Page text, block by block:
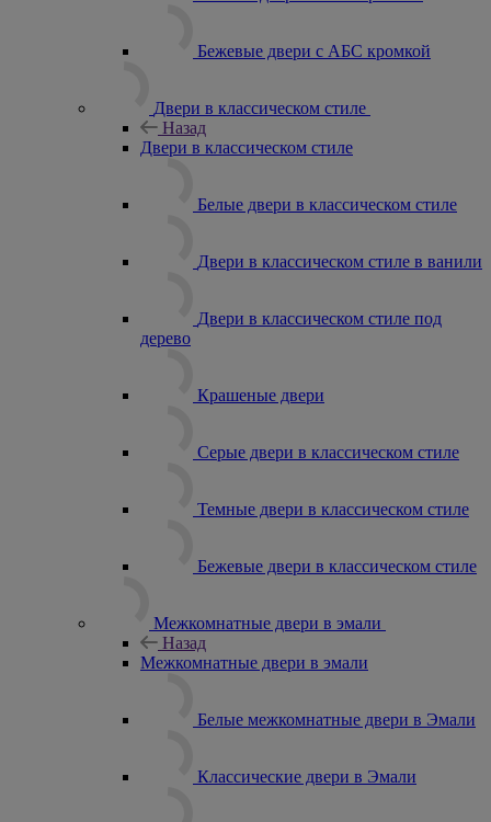
Бежевые двери с АБС кромкой
Двери в классическом стиле
Назад
Двери в классическом стиле
Белые двери в классическом стиле
Двери в классическом стиле в ванили
Двери в классическом стиле под
дерево
Крашеные двери
Серые двери в классическом стиле
Темные двери в классическом стиле
Бежевые двери в классическом стиле
Межкомнатные двери в эмали
Назад
Межкомнатные двери в эмали
Белые межкомнатные двери в Эмали
Классические двери в Эмали